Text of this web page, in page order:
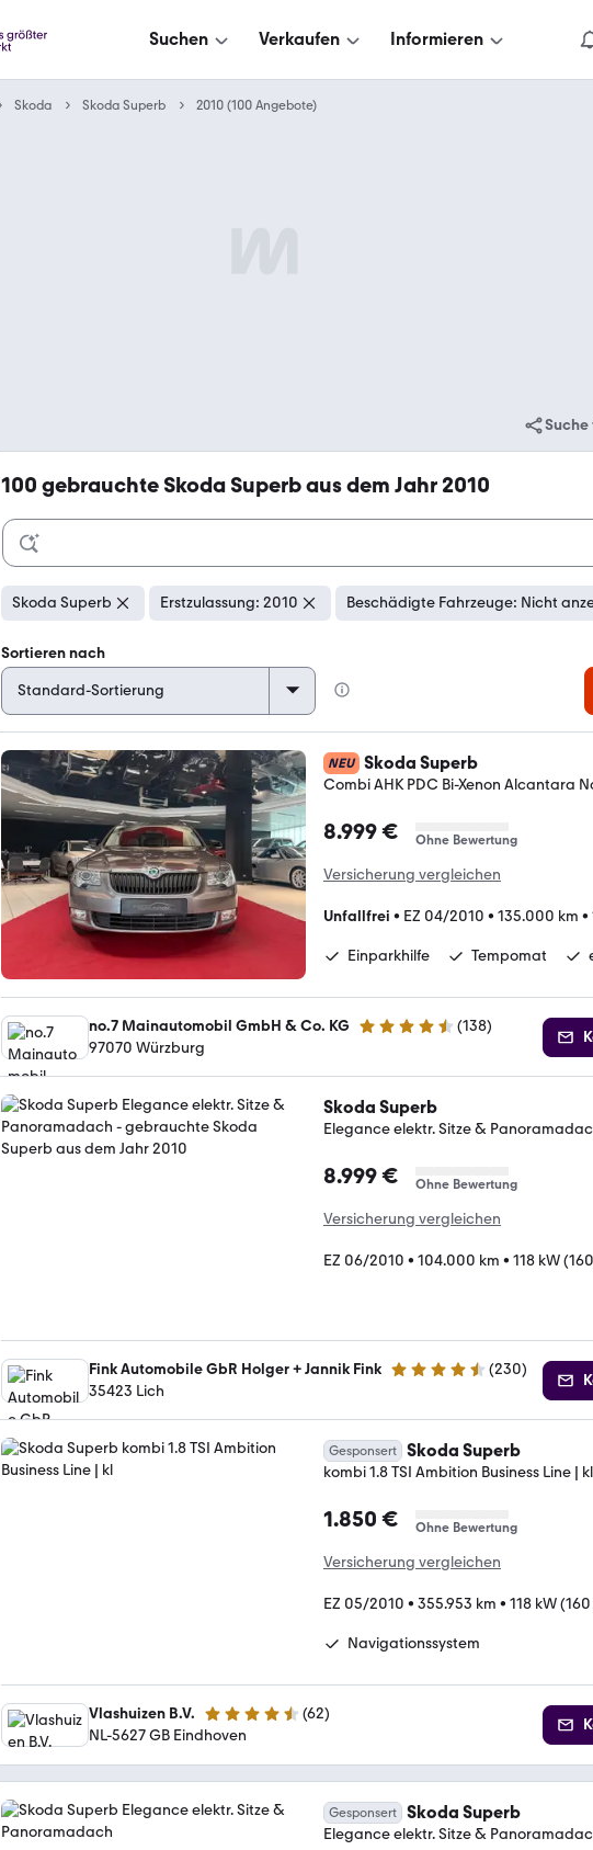
Suchen Verkaufen Informieren
Skoda Skoda Superb 2010 (100 Angebote)
100 gebrauchte Skoda Superb aus dem Jahr 2010
Skoda Superb Erstzulassung: 2010 Beschädigte Fahrzeuge: Nicht
Sortieren nach
NEU Skoda Superb
Combi AHK PDC Bi-Xenon Alcantara
8.999 € Ohne Bewertung
Versicherung vergleichen
Unfallfrei • EZ 04/2010 • 135.000 km •
Einparkhilfe Tempomat
no.7 Mainautomobil GmbH & Co. KG 4.6 Sterne (138)
97070 Würzburg
Skoda Superb
Elegance elektr. Sitze &
8.999 € Ohne Bewertung
Versicherung vergleichen
EZ 06/2010 • 104.000 km • 118 kW
Fink Automobile GbR Holger + Jannik Fink 4.7 Sterne (230)
35423 Lich
Gesponsert Skoda Superb
kombi 1.8 TSI Ambition Business Line | kl
1.850 € Ohne Bewertung
Versicherung vergleichen
EZ 05/2010 • 355.953 km • 118 kW (160
Navigationssystem
Vlashuizen B.V. 4.7 Sterne (62)
NL-5627 GB Eindhoven
Gesponsert Skoda Superb
Elegance elektr. Sitze &